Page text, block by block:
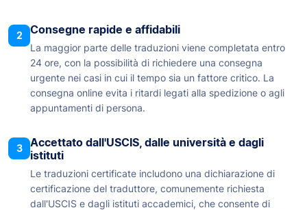
2 Consegne rapide e affidabili
La maggior parte delle traduzioni viene completata entro
24 ore, con la possibilità di richiedere una consegna
urgente nei casi in cui il tempo sia un fattore critico. La
consegna online evita i ritardi legati alla spedizione o agli
appuntamenti di persona.
3
Accettato dall'USCIS, dalle università e dagli
istituti
Le traduzioni certificate includono una dichiarazione di
certificazione del traduttore, comunemente richiesta
dall'USCIS e dagli istituti accademici, che consente di